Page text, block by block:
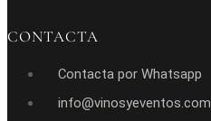
CONTACTA
Contacta por Whatsapp
info@vinosyeventos.com